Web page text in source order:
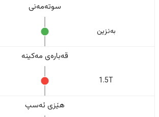
سوتەمەنی
بەنزین
قەبارەی مەکینە
1.5T
هێزی ئەسپ